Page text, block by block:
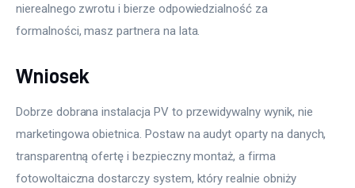
nierealnego zwrotu i bierze odpowiedzialność za
formalności, masz partnera na lata.
Wniosek
Dobrze dobrana instalacja PV to przewidywalny wynik, nie
marketingowa obietnica. Postaw na audyt oparty na danych,
transparentną ofertę i bezpieczny montaż, a firma
fotowoltaiczna dostarczy system, który realnie obniży